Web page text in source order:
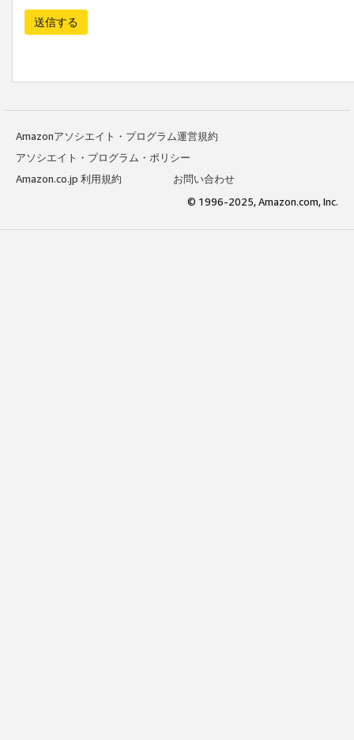
送信する
Amazonアソシエイト・プログラム運営規約
アソシエイト・プログラム・ポリシー
Amazon.co.jp 利用規約
お問い合わせ
© 1996-2025, Amazon.com, Inc.